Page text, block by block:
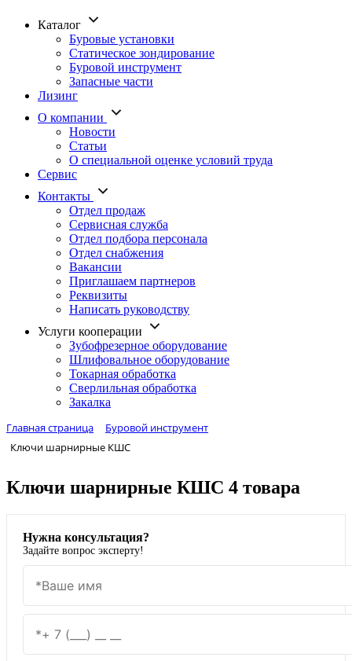
Каталог
Буровые установки
Статическое зондирование
Буровой инструмент
Запасные части
Лизинг
О компании
Новости
Статьи
О специальной оценке условий труда
Сервис
Контакты
Отдел продаж
Сервисная служба
Отдел подбора персонала
Отдел снабжения
Вакансии
Приглашаем партнеров
Реквизиты
Написать руководству
Услуги кооперации
Зубофрезерное оборудование
Шлифовальное оборудование
Токарная обработка
Cверлильная обработка
Закалка
Главная страница
Буровой инструмент
Ключи шарнирные КШС
Ключи шарнирные КШС 4 товара
Нужна консультация?
Задайте вопрос эксперту!